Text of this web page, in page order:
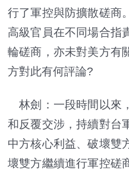
行了軍控與防擴散磋商
高級官員在不同場合指
輪磋商，亦未對美方有
方對此有何評論?
林劍：一段時間以來
和反覆交涉，持續對台
中方核心利益、破壞雙
壞雙方繼續進行軍控磋